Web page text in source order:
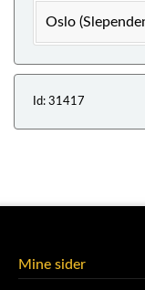
Oslo
Id: 31417
Mine sider